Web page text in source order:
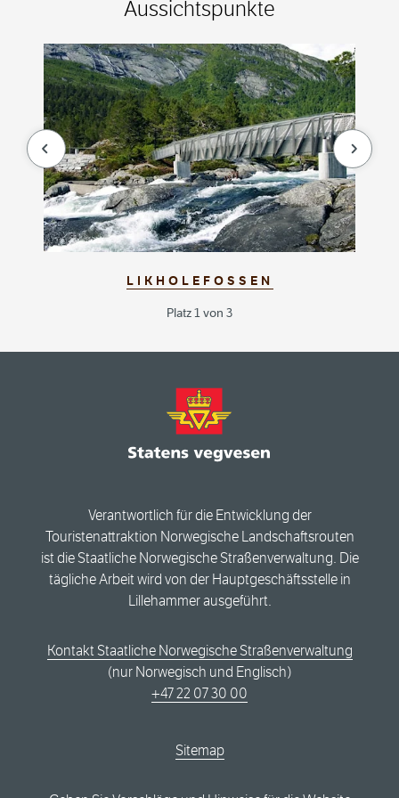
Aussichtspunkte
null
LIKHOLEFOSSEN
Platz 1 von 3
null
Verantwortlich für die Entwicklung der
Touristenattraktion Norwegische Landschaftsrouten
ist die Staatliche Norwegische Straßenverwaltung. Die
tägliche Arbeit wird von der Hauptgeschäftsstelle in
Lillehammer ausgeführt.
Kontakt Staatliche Norwegische Straßenverwaltung
(nur Norwegisch und Englisch)
+47 22 07 30 00
Sitemap